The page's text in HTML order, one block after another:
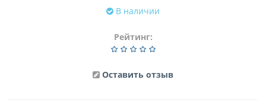
В наличии
Рейтинг:
Оставить отзыв